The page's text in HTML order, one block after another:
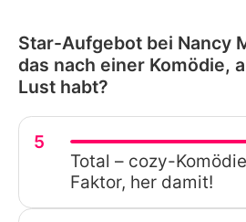
Star-Aufgebot bei Nancy
das nach einer Komödie,
Lust habt?
5
Total – cozy-
Faktor, her damit!